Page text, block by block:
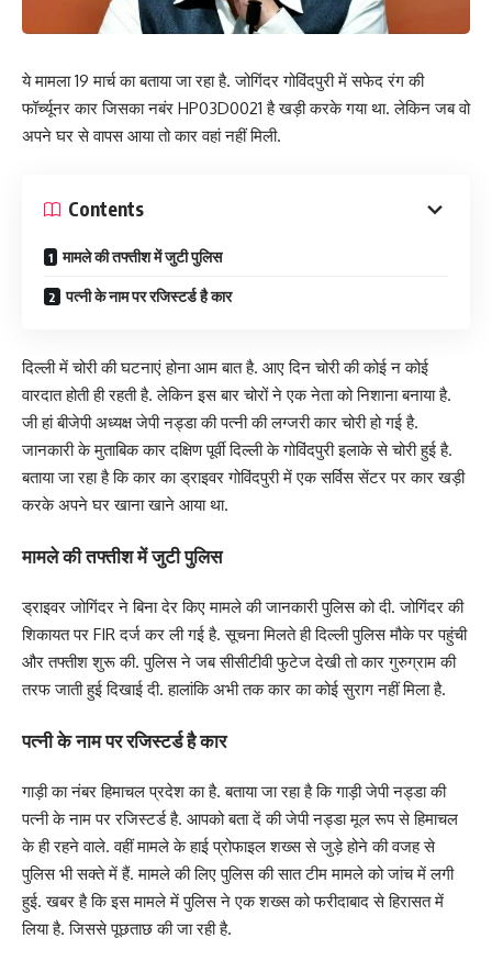
ये मामला 19 मार्च का बताया जा रहा है. जोगिंदर गोविंदपुरी में सफेद रंग की
फॉर्च्यूनर कार जिसका नबंर HP03D0021 है खड़ी करके गया था. लेकिन जब वो
अपने घर से वापस आया तो कार वहां नहीं मिली.
Contents
मामले की तफ्तीश में जुटी पुलिस
पत्नी के नाम पर रजिस्टर्ड है कार
दिल्ली में चोरी की घटनाएं होना आम बात है. आए दिन चोरी की कोई न कोई
वारदात होती ही रहती है. लेकिन इस बार चोरों ने एक नेता को निशाना बनाया है.
जी हां बीजेपी अध्यक्ष जेपी नड्डा की पत्नी की लग्जरी कार चोरी हो गई है.
जानकारी के मुताबिक कार दक्षिण पूर्वी दिल्ली के गोविंदपुरी इलाके से चोरी हुई है.
बताया जा रहा है कि कार का ड्राइवर गोविंदपुरी में एक सर्विस सेंटर पर कार खड़ी
करके अपने घर खाना खाने आया था.
मामले की तफ्तीश में जुटी पुलिस
ड्राइवर जोगिंदर ने बिना देर किए मामले की जानकारी पुलिस को दी. जोगिंदर की
शिकायत पर FIR दर्ज कर ली गई है. सूचना मिलते ही दिल्ली पुलिस मौके पर पहुंची
और तफ्तीश शुरू की. पुलिस ने जब सीसीटीवी फुटेज देखी तो कार गुरुग्राम की
तरफ जाती हुई दिखाई दी. हालांकि अभी तक कार का कोई सुराग नहीं मिला है.
पत्नी के नाम पर रजिस्टर्ड है कार
गाड़ी का नंबर हिमाचल प्रदेश का है. बताया जा रहा है कि गाड़ी जेपी नड्डा की
पत्नी के नाम पर रजिस्टर्ड है. आपको बता दें की जेपी नड्डा मूल रूप से हिमाचल
के ही रहने वाले. वहीं मामले के हाई प्रोफाइल शख्स से जुड़े होने की वजह से
पुलिस भी सक्ते में हैं. मामले की लिए पुलिस की सात टीम मामले को जांच में लगी
हुई. खबर है कि इस मामले में पुलिस ने एक शख्स को फरीदाबाद से हिरासत में
लिया है. जिससे पूछताछ की जा रही है.